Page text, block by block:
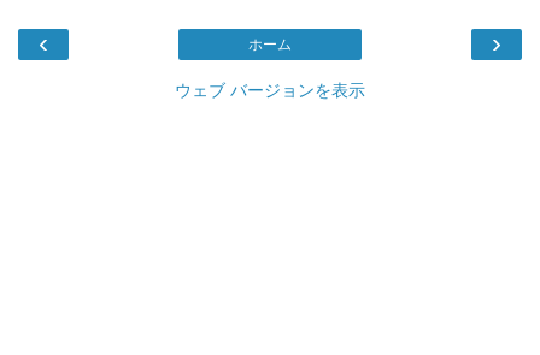
‹ ›
ホーム
ウェブ バージョンを表示